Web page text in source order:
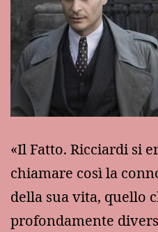
«Il Fatto. Ricciardi si
chiamare così la
della sua vita, quello
profondamente